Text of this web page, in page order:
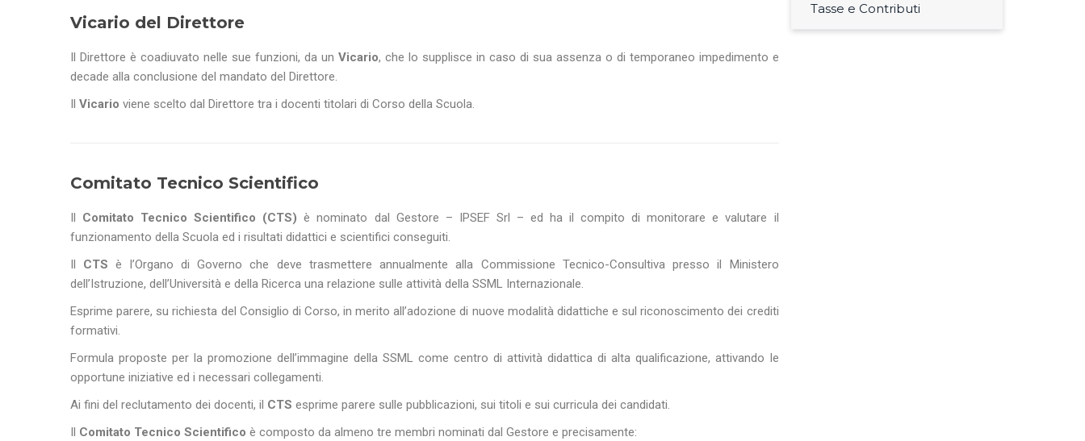
Vicario del Direttore
Il Direttore è coadiuvato nelle sue funzioni, da un Vicario, che lo supplisce in caso di sua assenza o di temporaneo impedimento e
decade alla conclusione del mandato del Direttore.
Il Vicario viene scelto dal Direttore tra i docenti titolari di Corso della Scuola.
Comitato Tecnico Scientifico
Il Comitato Tecnico Scientifico (CTS) è nominato dal Gestore – IPSEF Srl – ed ha il compito di monitorare e valutare il
funzionamento della Scuola ed i risultati didattici e scientifici conseguiti.
Il CTS è l’Organo di Governo che deve trasmettere annualmente alla Commissione Tecnico-Consultiva presso il Ministero
dell’Istruzione, dell’Università e della Ricerca una relazione sulle attività della SSML Internazionale.
Esprime parere, su richiesta del Consiglio di Corso, in merito all’adozione di nuove modalità didattiche e sul riconoscimento dei crediti
formativi.
Formula proposte per la promozione dell’immagine della SSML come centro di attività didattica di alta qualificazione, attivando le
opportune iniziative ed i necessari collegamenti.
Ai fini del reclutamento dei docenti, il CTS esprime parere sulle pubblicazioni, sui titoli e sui curricula dei candidati.
Il Comitato Tecnico Scientifico è composto da almeno tre membri nominati dal Gestore e precisamente:
Tasse e Contributi